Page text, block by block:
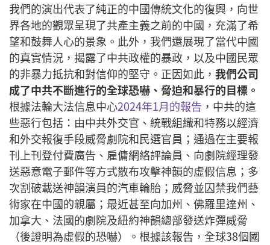
我們的演出代表了純正的中國傳統文化的復興，向世
界各地的觀眾呈現了共產主義之前的中國，充滿了希
望和鼓舞人心的景象。此外，我們還展現了當代中國
的真實情況，揭露了中共政權的暴政，以及中國民眾
的非暴力抵抗和對信仰的堅守。正因如此， 我們公司
成了中共不斷進行的全球恐嚇、脅迫和暴行的目標。
根據法輪大法信息中心2024年1月的報告 ，中共的這
些惡行包括：由中共外交官、統戰組織和特務以經濟
和外交報復手段威脅劇院和民選官員；通過在主要報
刊上刊登付費廣告、雇傭網絡評論員、向劇院經理發
送惡意電子郵件等方式散布攻擊神韻的虛假信息；多
次割破載送神韻演員的汽車輪胎；威脅並囚禁我們藝
術家在中國的親屬；最近甚至向加州、佛羅里達州、
加拿大、法國的劇院及紐約神韻總部發送炸彈威脅
（後證明為虛假的恐嚇）。根據該報告，全球38個國